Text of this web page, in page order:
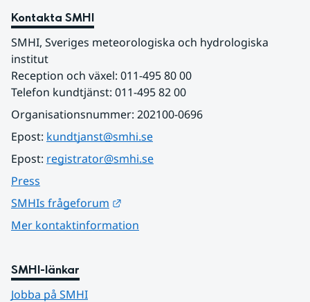
Kontakta SMHI
SMHI, Sveriges meteorologiska och hydrologiska
institut
Reception och växel: 011-495 80 00
Telefon kundtjänst: 011-495 82 00
Organisationsnummer: 202100-0696
Epost: kundtjanst@smhi.se
Epost: registrator@smhi.se
Press
SMHIs frågeforum
Mer kontaktinformation
SMHI-länkar
Jobba på SMHI